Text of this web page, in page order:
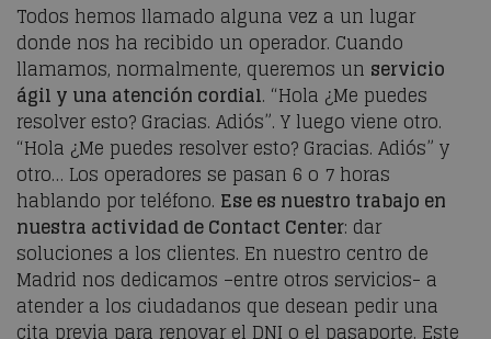
Todos hemos llamado alguna vez a un lugar
donde nos ha recibido un operador. Cuando
llamamos, normalmente, queremos un servicio
ágil y una atención cordial. “Hola ¿Me puedes
resolver esto? Gracias. Adiós”. Y luego viene otro.
“Hola ¿Me puedes resolver esto? Gracias. Adiós” y
otro… Los operadores se pasan 6 o 7 horas
hablando por teléfono. Ese es nuestro trabajo en
nuestra actividad de Contact Center: dar
soluciones a los clientes. En nuestro centro de
Madrid nos dedicamos –entre otros servicios- a
atender a los ciudadanos que desean pedir una